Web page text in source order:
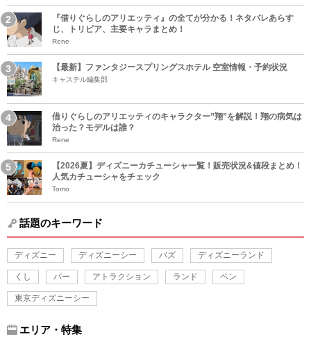
『借りぐらしのアリエッティ』の全てが分かる！ネタバレあらす
じ、トリビア、主要キャラまとめ！
Rene
【最新】ファンタジースプリングスホテル 空室情報・予約状況
キャステル編集部
借りぐらしのアリエッティのキャラクター”翔”を解説！翔の病気は
治った？モデルは誰？
Rene
【2026夏】ディズニーカチューシャ一覧！販売状況&値段まとめ！
人気カチューシャをチェック
Tomo
話題のキーワード
ディズニー ディズニーシー バズ ディズニーランド
くし バー アトラクション ランド ペン
東京ディズニーシー
エリア・特集